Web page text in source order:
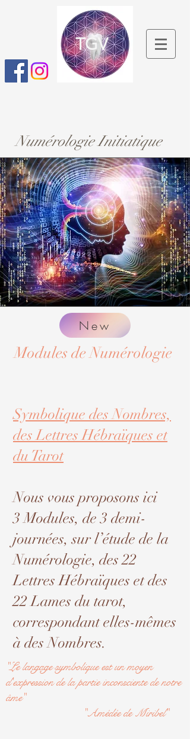
TGV
Numérologie Initiatique
New
Modules de Numérologie
Symbolique des Nombres,
des Lettres Hébraïques et
du Tarot
Nous vous proposons ici
3Modules, de 3 demi-
journées, sur l’étude de la
Numérologie, des 22
Lettres Hébraïques et des
22 Lames du tarot,
correspondant elles-mêmes
à des Nombres.
"Le langage symbolique est un moyen
d'expression de la partie inconsciente de notre
âme"
"Amédée de Miribel"